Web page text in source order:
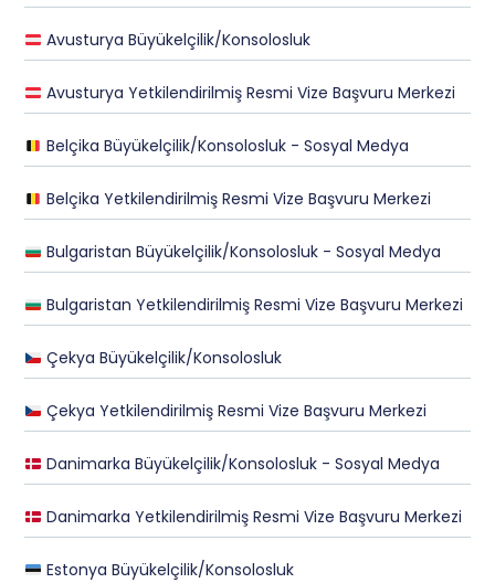
Avusturya Büyükelçilik/Konsolosluk
Avusturya Yetkilendirilmiş Resmi Vize Başvuru Merkezi
Belçika Büyükelçilik/Konsolosluk - Sosyal Medya
Belçika Yetkilendirilmiş Resmi Vize Başvuru Merkezi
Bulgaristan Büyükelçilik/Konsolosluk - Sosyal Medya
Bulgaristan Yetkilendirilmiş Resmi Vize Başvuru Merkezi
Çekya Büyükelçilik/Konsolosluk
Çekya Yetkilendirilmiş Resmi Vize Başvuru Merkezi
Danimarka Büyükelçilik/Konsolosluk - Sosyal Medya
Danimarka Yetkilendirilmiş Resmi Vize Başvuru Merkezi
Estonya Büyükelçilik/Konsolosluk